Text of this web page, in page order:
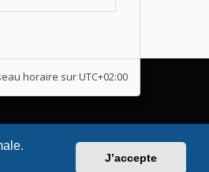
J’accepte
horaire surUTC+02:00